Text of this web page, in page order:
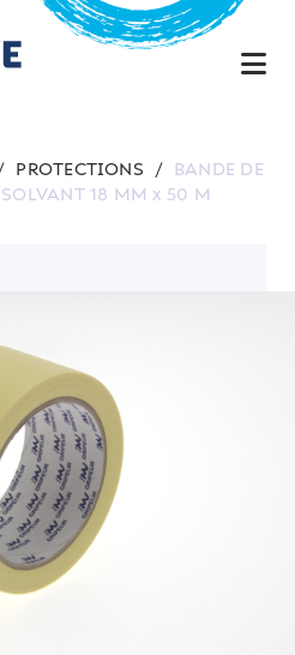
PROTECTIONS /
BANDE DE
18 MM x 50 M